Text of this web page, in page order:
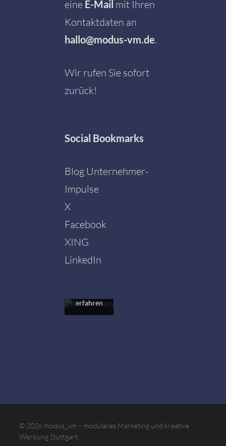
eine E-Mail mit Ihren
Kontaktdaten an
hallo@modus-vm.de.
Wir rufen Sie sofort
zurück!
Social Bookmarks
Blog Unternehmer-
Impulse
X
Facebook
XING
LinkedIn
Mit dem
Karte
Sie die
erfahren
© 2026 modus_vm – modulares Marketing und kreative
Werbung Stuttgart.